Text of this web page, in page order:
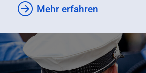
Mehr erfahren